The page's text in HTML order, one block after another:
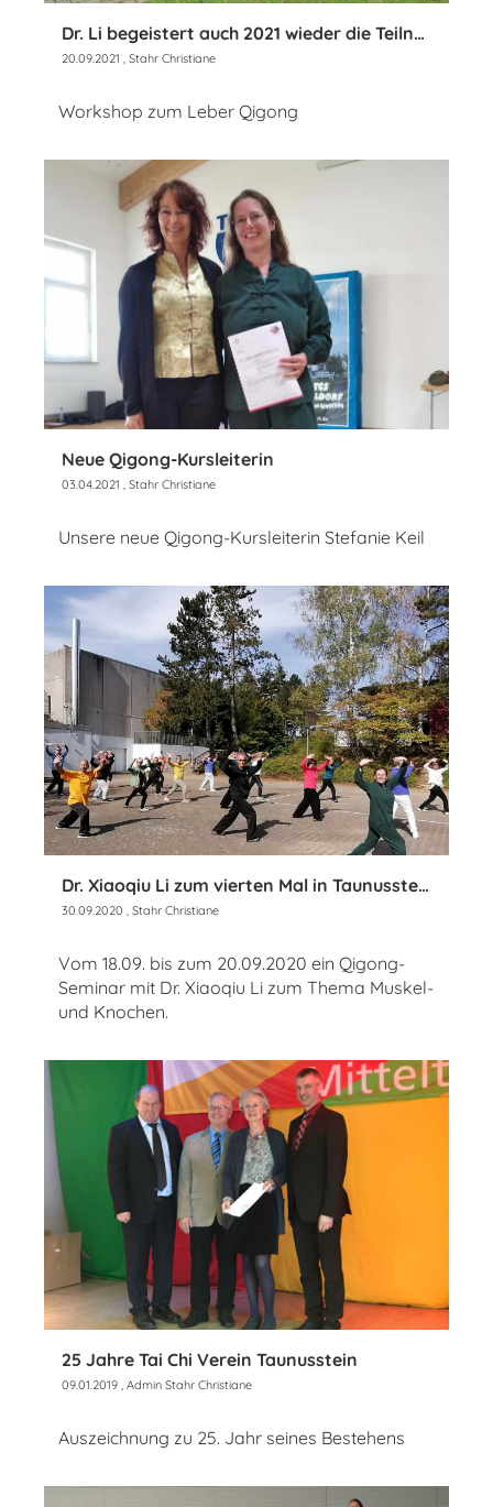
Dr. Li begeistert auch 2021 wieder die Teilnehmer
20.09.2021 , Stahr Christiane
Workshop zum Leber Qigong
Neue Qigong-Kursleiterin
03.04.2021 , Stahr Christiane
Unsere neue Qigong-Kursleiterin Stefanie Keil
Dr. Xiaoqiu Li zum vierten Mal in Taunusstein
30.09.2020 , Stahr Christiane
Vom 18.09. bis zum 20.09.2020 ein Qigong-
Seminar mit Dr. Xiaoqiu Li zum Thema Muskel-
und Knochen.
25 Jahre Tai Chi Verein Taunusstein
09.01.2019 , Admin Stahr Christiane
Auszeichnung zu 25. Jahr seines Bestehens